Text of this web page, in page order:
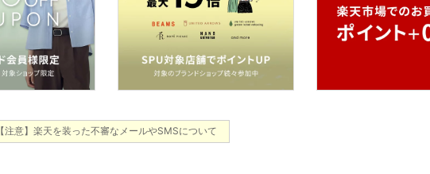
【注意】楽天を装った不審なメールやSMSについて